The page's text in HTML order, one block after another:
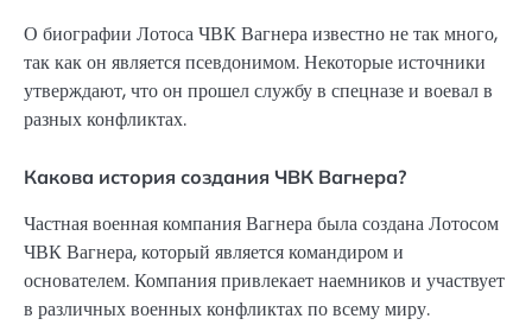
О биографии Лотоса ЧВК Вагнера известно не так много,
так как он является псевдонимом. Некоторые источники
утверждают, что он прошел службу в спецназе и воевал в
разных конфликтах.
Какова история создания ЧВК Вагнера?
Частная военная компания Вагнера была создана Лотосом
ЧВК Вагнера, который является командиром и
основателем. Компания привлекает наемников и участвует
в различных военных конфликтах по всему миру.